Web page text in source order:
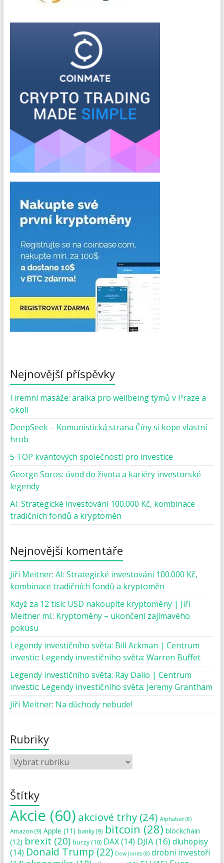
Nejnovější příspěvky
Firemní masáže: aralka pro wellbeing týmů v Praze a
okolí
DeepSeek – Komunistická strana Číny si kope vlastní
hrob
5 TOP kvantových společností pro investice
George Soros: úvod do života a kariéry investorské
legendy
AI: Strategické investování 100.000 Kč, kombinace
tradičních fondů a kryptoměn
Nejnovější komentáře
Jiří Meitner: AI: Strategické investování 100.000 Kč,
kombinace tradičních fondů a kryptoměn
Když za 12 tisíc USD nakoupíte kryptoměny | Jiří
Meitner ml.: Kryptoměny – ukončení zajímavého
pokusu
Legendy investičního světa: Bill Ackman | Centrum
investic: Legendy investičního světa: Warren Buffet
Legendy investičního světa: Ray Dalio | Centrum
investic: Legendy investičního světa: Jeremy Grantham
Jiří Meitner: Na důchody nebude!
Rubriky
Štítky
Akcie (60) akciové trhy(24) Alphabet(8)
Amazon (9) Apple (11) banky(9) bitcoin (28) blockchain
(12) brexit (20) burzy(10) DAX(14) DJIA (16)dluhopisy
(14) Donald Trump (22) Dow Jones(8) drobní investoři